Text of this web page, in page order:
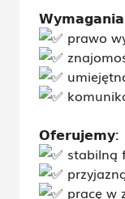
𝗪𝘆𝗺𝗮𝗴𝗮𝗻𝗶𝗮
prawo
𝗢𝗳𝗲𝗿𝘂𝗷𝗲𝗺𝘆:
stabilną
pracę w